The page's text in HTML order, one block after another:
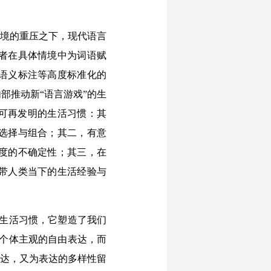
的重压之下，现代语言
在具体情境中为词语赋
义标注等高度标准化的
推动新“语言游戏”的生
再发明的生活习惯：其
择与组合；其二，有意
的不确定性；其三，在
人类当下的生活经验与
活习惯，它塑造了我们
体主观的自由表达，而
，又为表达的多样性留